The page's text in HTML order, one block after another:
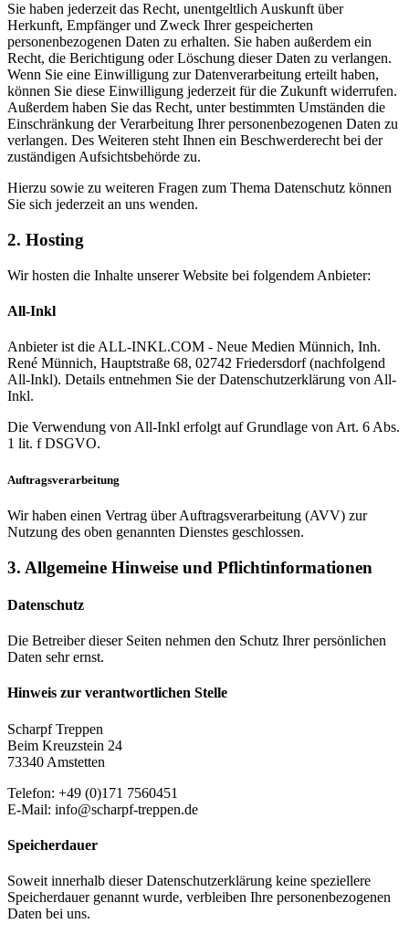
Sie haben jederzeit das Recht, unentgeltlich Auskunft über
Herkunft, Empfänger und Zweck Ihrer gespeicherten
personenbezogenen Daten zu erhalten. Sie haben außerdem ein
Recht, die Berichtigung oder Löschung dieser Daten zu verlangen.
Wenn Sie eine Einwilligung zur Datenverarbeitung erteilt haben,
können Sie diese Einwilligung jederzeit für die Zukunft widerrufen.
Außerdem haben Sie das Recht, unter bestimmten Umständen die
Einschränkung der Verarbeitung Ihrer personenbezogenen Daten zu
verlangen. Des Weiteren steht Ihnen ein Beschwerderecht bei der
zuständigen Aufsichtsbehörde zu.
Hierzu sowie zu weiteren Fragen zum Thema Datenschutz können
Sie sich jederzeit an uns wenden.
2. Hosting
Wir hosten die Inhalte unserer Website bei folgendem Anbieter:
All-Inkl
Anbieter ist die ALL-INKL.COM - Neue Medien Münnich, Inh.
René Münnich, Hauptstraße 68, 02742 Friedersdorf (nachfolgend
All-Inkl). Details entnehmen Sie der Datenschutzerklärung von All-
Inkl.
Die Verwendung von All-Inkl erfolgt auf Grundlage von Art. 6 Abs.
1 lit. f DSGVO.
Auftragsverarbeitung
Wir haben einen Vertrag über Auftragsverarbeitung (AVV) zur
Nutzung des oben genannten Dienstes geschlossen.
3. Allgemeine Hinweise und Pflicht­informationen
Datenschutz
Die Betreiber dieser Seiten nehmen den Schutz Ihrer persönlichen
Daten sehr ernst.
Hinweis zur verantwortlichen Stelle
Scharpf Treppen
Beim Kreuzstein 24
73340 Amstetten
Telefon: +49 (0)171 7560451
E-Mail: info@scharpf-treppen.de
Speicherdauer
Soweit innerhalb dieser Datenschutzerklärung keine speziellere
Speicherdauer genannt wurde, verbleiben Ihre personenbezogenen
Daten bei uns.